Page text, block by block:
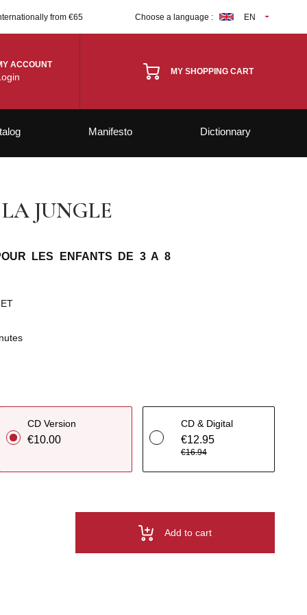
from €65 Choose a language : EN
ACCOUNT
MY SHOPPING CART
Manifesto Dictionnary
JUNGLE
LES ENFANTS DE 3 A 8
CD Version
€10.00
CD & Digital
€12.95
€16.94
Add to cart